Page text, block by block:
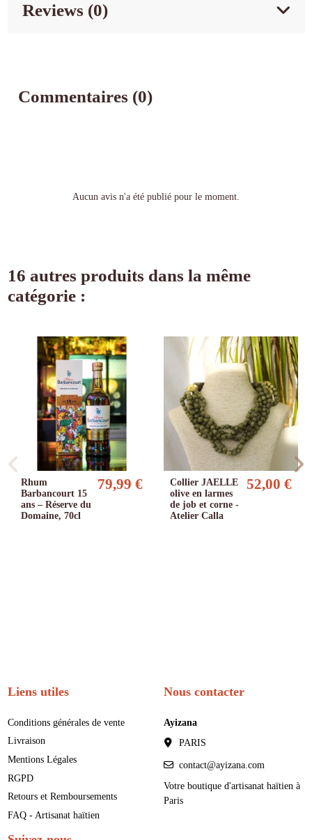
Reviews (0)
Commentaires (0)
Aucun avis n'a été publié pour le moment.
16 autres produits dans la même
catégorie :
Rhum
Barbancourt 15
ans – Réserve du
Domaine, 70cl
79,99 €
Collier JAELLE
olive en larmes
de job et corne -
Atelier Calla
52,00 €
Liens utiles
Conditions générales de vente
Livraison
Mentions Légales
RGPD
Retours et Remboursements
FAQ - Artisanat haïtien
Nous contacter
Ayizana
PARIS
contact@ayizana.com
Votre boutique d'artisanat haïtien à
Paris